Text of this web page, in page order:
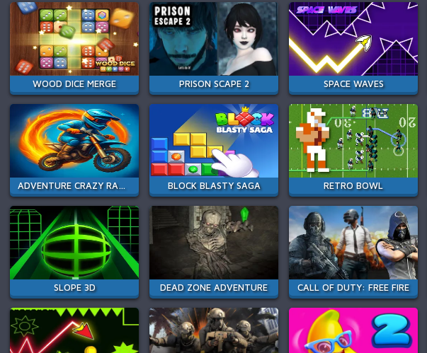
WOOD DICE MERGE PRISON SCAPE 2 SPACE WAVES
ADVENTURE CRAZY RAMP BIKE STUNT BLOCK BLASTY SAGA RETRO BOWL
SLOPE 3D DEAD ZONE ADVENTURE CALL OF DUTY: FREE FIRE